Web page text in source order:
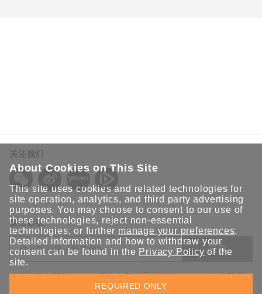
名*
邮箱*
公司电话*
关注我们
保持联系
提交
欢迎注册，获取 Moxa 解决方案的最新资讯。Moxa 充分尊重
您的隐私，绝不会透露您的邮箱信息。
About Cookies on This Site
This site uses cookies and related technologies for
site operation, analytics, and third party advertising
purposes. You may choose to consent to our use of
these technologies, reject non-essential
technologies, or further manage your preferences.
Detailed information and how to withdraw your
consent can be found in the Privacy Policy of the
site.
REQUIRED ONLY